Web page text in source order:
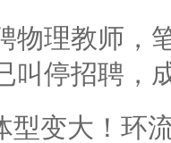
物理教师，
叫停招聘，
型变大！环